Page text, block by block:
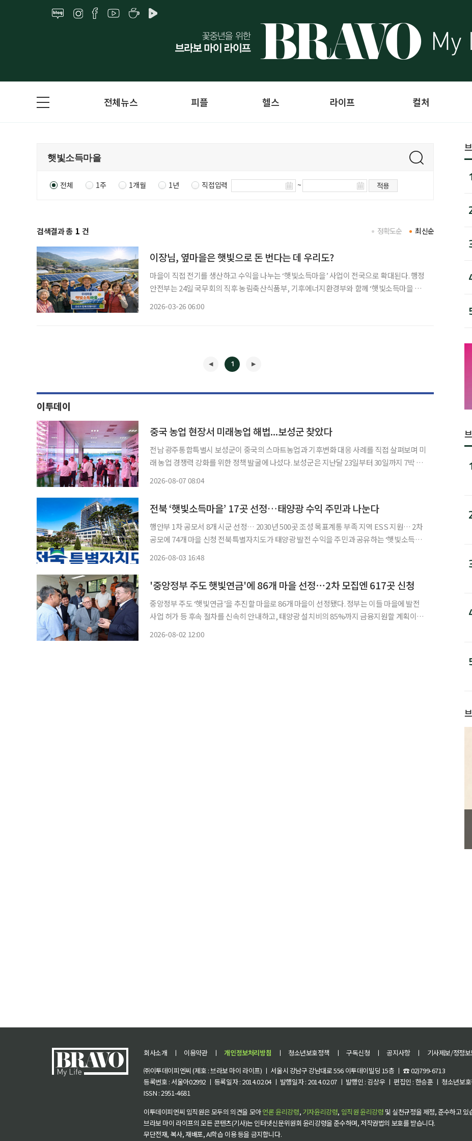
전체뉴스 피플 헬스 라이프 컬처
전체 1주 1개월 1년 직접입력 ~ 적용
검색결과 총 1 건 최신순
정확도순
이장님, 옆마을은 햇빛으로 돈 번다는 데 우리도?
마을이 직접 전기를 생산하고 수익을 나누는 ‘햇빛소득마을’ 사업이 전국으로 확대된다. 행정
안전부는 24일 국무회의 직후 농림축산식품부, 기후에너지환경부와 함께 ‘햇빛소득마을 확
2026-03-26 06:00
1
이투데이
중국 농업 현장서 미래농업 해법...보성군 찾았다
전남 광주통합특별시 보성군이 중국의 스마트농업과 기후변화 대응 사례를 직접 살펴보며 미
래 농업 경쟁력 강화를 위한 정책 발굴에 나섰다. 보성군은 지난달 23일부터 30일까지 7박 8
2026-08-07 08:04
전북 ‘햇빛소득마을’ 17곳 선정…태양광 수익 주민과 나눈다
행안부 1차 공모서 8개 시군 선정… 2030년 500곳 조성 목표계통 부족 지역 ESS 지원… 2차
공모에 74개 마을 신청 전북특별자치도가 태양광 발전 수익을 주민과 공유하는 ‘햇빛소득마
2026-08-03 16:48
'중앙정부 주도 햇빛연금'에 86개 마을 선정⋯2차 모집엔 617곳 신청
중앙정부 주도 ‘햇빛연금’을 추진할 마을로 86개 마을이 선정됐다. 정부는 이들 마을에 발전
사업 허가 등 후속 절차를 신속히 안내하고, 태양광 설치비의 85%까지 금융지원할 계획이다.
2026-08-02 12:00
회사소개 ㅣ 이용약관 ㅣ 개인정보처리방침 ㅣ 청소년보호정책 ㅣ 구독신청 ㅣ 공지사항 ㅣ 기사제보/정정
㈜이투데이피엔씨 (제호 : 브라보 마이 라이프) ㅣ 서울시 강남구 강남대로 556 이투데이빌딩 15층 ㅣ ☎ 02)799-6713
등록번호 : 서울아02992 ㅣ 등록일자 : 2014.02.04 ㅣ 발행일자 : 2014.02.07 ㅣ 발행인 : 김상우 ㅣ 편집인 : 한승훈 ㅣ 청소년보
ISSN : 2951-4681
이투데이피엔씨 임직원은 모두의 의견을 모아언론 윤리강령, 기자윤리강령, 임직원 윤리강령 및 실천규정을 제정, 준수하고 있
브라보 마이 라이프의 모든 콘텐츠(기사)는 인터넷신문위원회 윤리강령을 준수하며, 저작권법의 보호를 받습니다.
무단전재, 복사, 재배포, AI학습 이용 등을 금지합니다.